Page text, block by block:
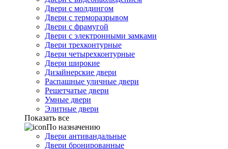
Двери с молдингом
Двери с терморазрывом
Двери с фрамугой
Двери с электронными замками
Двери трехконтурные
Двери четырехконтурные
Двери широкие
Дизайнерские двери
Распашные уличные двери
Решетчатые двери
Умные двери
Элитные двери
Показать все
По назначению
Двери антивандальные
Двери бронированные